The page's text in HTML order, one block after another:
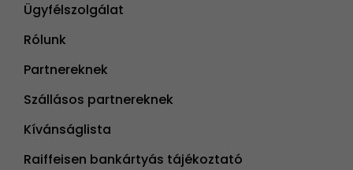
Ügyfélszolgálat
Rólunk
Partnereknek
Szállásos partnereknek
Kívánságlista
Raiffeisen bankártyás tájékoztató